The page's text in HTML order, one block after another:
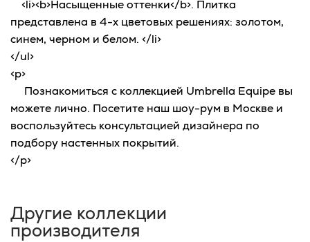
<li><b>Насыщенные оттенки</b>. Плитка
представлена в 4-х цветовых решениях: золотом,
синем, черном и белом. </li>
</ul>
<p>
Познакомиться с коллекцией Umbrella Equipe вы
можете лично. Посетите наш шоу-рум в Москве и
воспользуйтесь консультацией дизайнера по
подбору настенных покрытий.
</p>
Другие коллекции
производителя